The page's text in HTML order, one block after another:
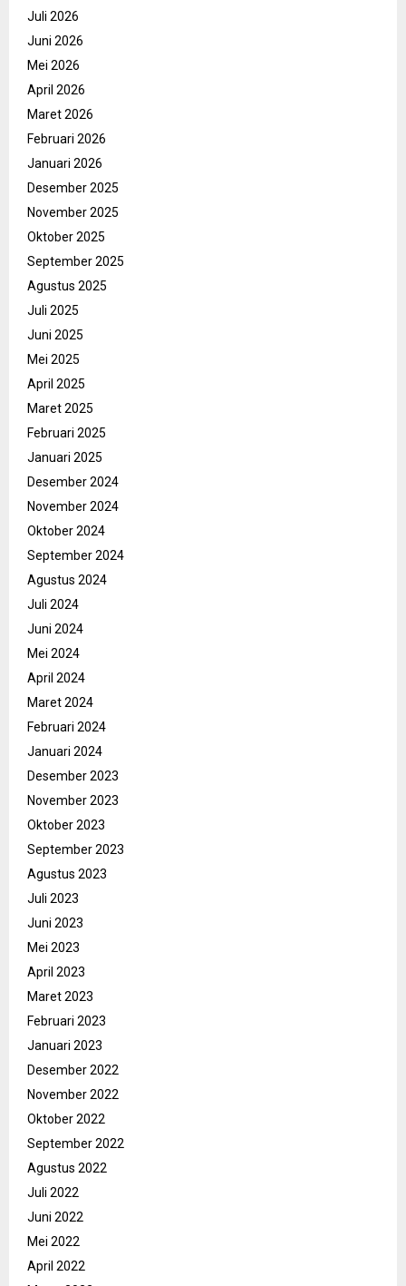
Juli 2026
Juni 2026
Mei 2026
April 2026
Maret 2026
Februari 2026
Januari 2026
Desember 2025
November 2025
Oktober 2025
September 2025
Agustus 2025
Juli 2025
Juni 2025
Mei 2025
April 2025
Maret 2025
Februari 2025
Januari 2025
Desember 2024
November 2024
Oktober 2024
September 2024
Agustus 2024
Juli 2024
Juni 2024
Mei 2024
April 2024
Maret 2024
Februari 2024
Januari 2024
Desember 2023
November 2023
Oktober 2023
September 2023
Agustus 2023
Juli 2023
Juni 2023
Mei 2023
April 2023
Maret 2023
Februari 2023
Januari 2023
Desember 2022
November 2022
Oktober 2022
September 2022
Agustus 2022
Juli 2022
Juni 2022
Mei 2022
April 2022